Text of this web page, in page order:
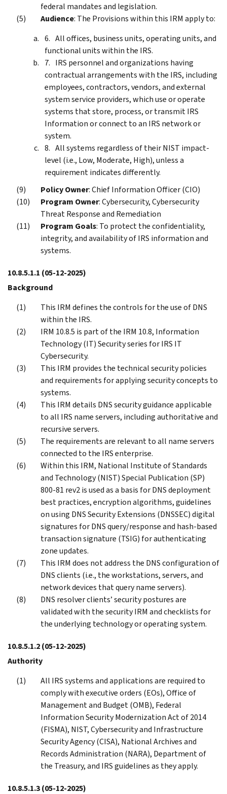
federal mandates and legislation.
Audience: The Provisions within this IRM apply to:
All offices, business units, operating units, and
functional units within the IRS.
IRS personnel and organizations having
contractual arrangements with the IRS, including
employees, contractors, vendors, and external
system service providers, which use or operate
systems that store, process, or transmit IRS
Information or connect to an IRS network or
system.
All systems regardless of their NIST impact-
level (i.e., Low, Moderate, High), unless a
requirement indicates differently.
Policy Owner: Chief Information Officer (CIO)
Program Owner: Cybersecurity, Cybersecurity
Threat Response and Remediation
Program Goals: To protect the confidentiality,
integrity, and availability of IRS information and
systems.
10.8.5.1.1 (05-12-2025)
Background
This IRM defines the controls for the use of DNS
within the IRS.
IRM 10.8.5 is part of the IRM 10.8, Information
Technology (IT) Security series for IRS IT
Cybersecurity.
This IRM provides the technical security policies
and requirements for applying security concepts to
systems.
This IRM details DNS security guidance applicable
to all IRS name servers, including authoritative and
recursive servers.
The requirements are relevant to all name servers
connected to the IRS enterprise.
Within this IRM, National Institute of Standards
and Technology (NIST) Special Publication (SP)
800-81 rev2 is used as a basis for DNS deployment
best practices, encryption algorithms, guidelines
on using DNS Security Extensions (DNSSEC) digital
signatures for DNS query/response and hash-based
transaction signature (TSIG) for authenticating
zone updates.
This IRM does not address the DNS configuration of
DNS clients (i.e., the workstations, servers, and
network devices that query name servers).
DNS resolver clients’ security postures are
validated with the security IRM and checklists for
the underlying technology or operating system.
10.8.5.1.2(05-12-2025)
Authority
All IRS systems and applications are required to
comply with executive orders (EOs), Office of
Management and Budget (OMB), Federal
Information Security Modernization Act of 2014
(FISMA), NIST, Cybersecurity and Infrastructure
Security Agency (CISA), National Archives and
Records Administration (NARA), Department of
the Treasury, and IRS guidelines as they apply.
10.8.5.1.3(05-12-2025)